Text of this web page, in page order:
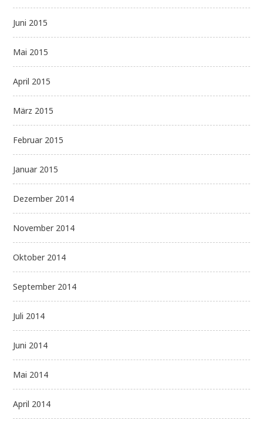
Juni 2015
Mai 2015
April 2015
März 2015
Februar 2015
Januar 2015
Dezember 2014
November 2014
Oktober 2014
September 2014
Juli 2014
Juni 2014
Mai 2014
April 2014